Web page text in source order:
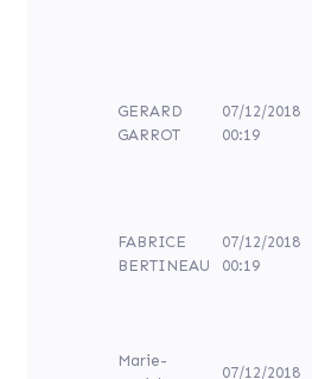
GERARD
GARROT
07/12/2018
00:19
FABRICE
BERTINEAU
07/12/2018
00:19
Marie-
07/12/2018